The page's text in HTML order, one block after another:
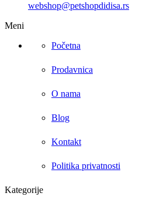
webshop@petshopdidisa.rs
Meni
Početna
Prodavnica
O nama
Blog
Kontakt
Politika privatnosti
Kategorije